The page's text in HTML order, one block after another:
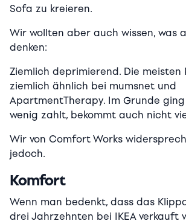
Sofa zu kreieren.
Wir wollten aber auch wissen, was
denken:
Ziemlich deprimierend. Die meisten
ziemlich ähnlich bei mumsnet und
ApartmentTherapy. Im Grunde ging
wenig zahlt, bekommt auch nicht
Wir von Comfort Works
jedoch.
Komfort
Wenn man bedenkt, dass das
drei Jahrzehnten bei IKEA verkauft